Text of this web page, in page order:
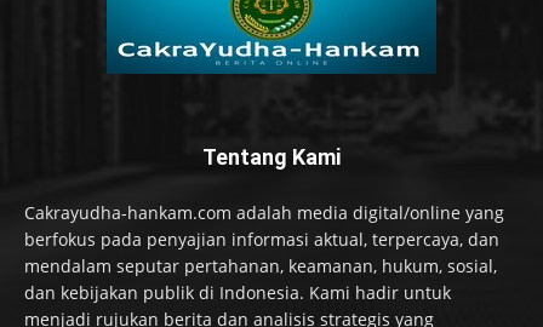
Tentang Kami
Cakrayudha-hankam.com adalah media digital/online yang
berfokus pada penyajian informasi aktual, terpercaya, dan
mendalam seputar pertahanan, keamanan, hukum, sosial,
dan kebijakan publik di Indonesia. Kami hadir untuk
menjadi rujukan berita dan analisis strategis yang